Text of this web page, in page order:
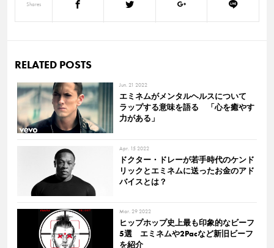
Shares
RELATED POSTS
Jun. 21 2022
エミネムがメンタルヘルスについて
ラップする意味を語る 「心を癒やす
力がある」
Apr. 15 2022
ドクター・ドレーが若手時代のケンド
リックとエミネムに送ったお金のアド
バイスとは？
Mar. 29 2022
ヒップホップ史上最も印象的なビーフ
5選 エミネムや2Pacなど新旧ビーフ
を紹介